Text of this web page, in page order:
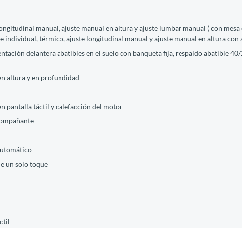
manual, ajuste manual en altura y ajuste lumbar manual ( con mesa
individual, térmico, ajuste longitudinal manual y ajuste manual en altura con
delantera abatibles en el suelo con banqueta fija, respaldo abatible
altura y en profundidad
pantalla táctil y calefacción del motor
un solo toque